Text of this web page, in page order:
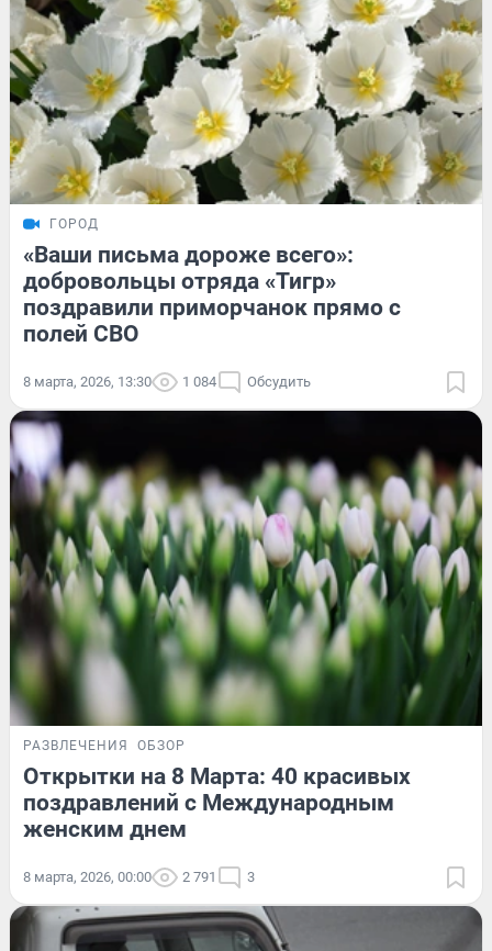
ГОРОД
«Ваши письма дороже всего»:
добровольцы отряда «Тигр»
поздравили приморчанок прямо с
полей СВО
8 марта, 2026, 13:30 1 084 Обсудить
РАЗВЛЕЧЕНИЯ ОБЗОР
Открытки на 8 Марта: 40 красивых
поздравлений с Международным
женским днем
8 марта, 2026, 00:00 2 791 3